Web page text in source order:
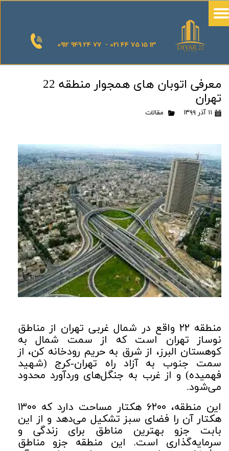
0912 949 24 77 - 021 44 75 15 13
معرفی اتوبان های همجوار منطقه 22
تهران
۱۱ آذر ۱۳۹۹ مقالات
منطقه ۲۲ واقع در شمال غربی تهران از مناطق
نوساز تهران است که از سمت شمال به
کوهستان البرز، از شرق به حریم رودخانه کن، از
سمت جنوب به آزاد راه تهران-کرج (شهید
فهمیده) و از غرب به جنگل‌های وردآورد محدود
می‌شود.
این منطقه، ۶۲۰۰ هکتار مساحت دارد که ۱۳۰۰
هکتار آن را فضای سبز تشکیل می‌دهد و از این
بابت جزو بهترین مناطق برای زندگی و
سرمایه‌گذاری است. این منطقه جزو مناطق